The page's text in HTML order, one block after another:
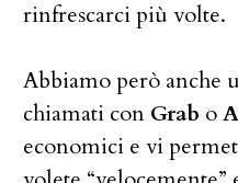
rinfrescarci più volte.
Abbiamo però anche
chiamati con Grab o
economici e vi